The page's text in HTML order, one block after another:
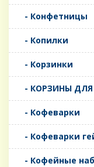
- Конфетницы
- Копилки
- Корзинки
- КОРЗИНЫ ДЛЯ
- Кофеварки
- Кофеварки
- Кофейные